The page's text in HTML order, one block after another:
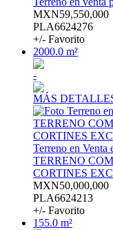
MXN59,550,000
PLA6624276
+/- Favorito
2000.0 m²
-
MÁS
Terreno en
TERRENO
CORTINES
MXN50,000,000
PLA6624213
+/- Favorito
155.0 m²